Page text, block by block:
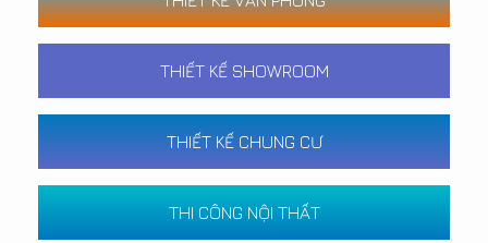
THIẾT KẾ SHOWROOM
THIẾT KẾ CHUNG CƯ
THI CÔNG NỘI THẤT